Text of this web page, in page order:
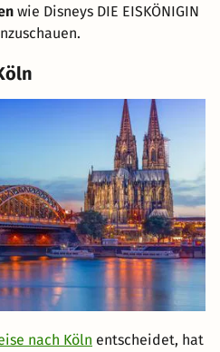
wie Disneys DIE EISKÖNIGIN
nach Köln entscheidet, hat